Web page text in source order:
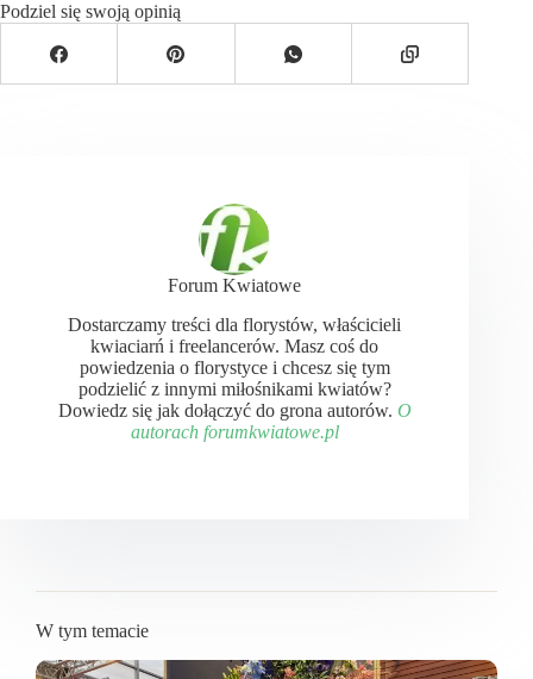
Podziel się swoją opinią
Forum Kwiatowe
Dostarczamy treści dla florystów, właścicieli
kwiaciarń i freelancerów. Masz coś do
powiedzenia o florystyce i chcesz się tym
podzielić z innymi miłośnikami kwiatów?
Dowiedz się jak dołączyć do grona autorów. O
autorach forumkwiatowe.pl
W tym temacie